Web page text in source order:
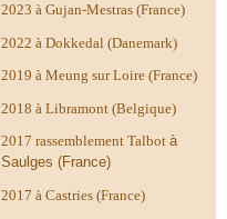
2023 à Gujan-Mestras (France)
2022 à Dokkedal (Danemark)
2019 à Meung sur Loire (France)
2018 à Libramont (Belgique)
2017 rassemblement Talbot à
Saulges (France)
2017 à Castries (France)